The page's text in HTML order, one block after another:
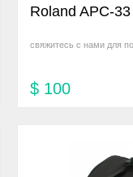
Roland APC-33
свяжитесь с нами для
$100